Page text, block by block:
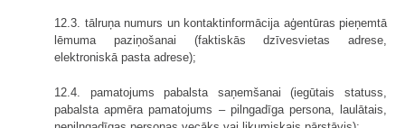
12.3. tālruņa numurs un kontaktinformācija aģentūras pieņemtā
lēmuma paziņošanai (faktiskās dzīvesvietas adrese,
elektroniskā pasta adrese);
12.4. pamatojums pabalsta saņemšanai (iegūtais statuss,
pabalsta apmēra pamatojums – pilngadīga persona, laulātais,